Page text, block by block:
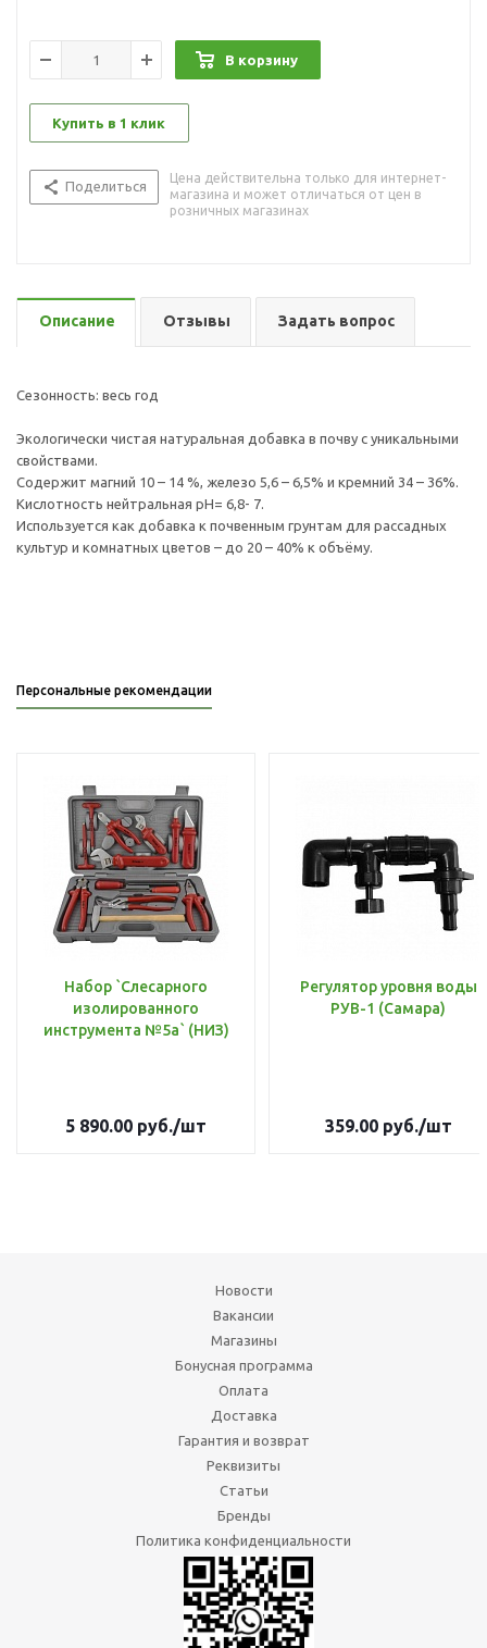
В корзину
Купить в 1 клик
Поделиться
Цена действительна только для интернет-
магазина и может отличаться от цен в
розничных магазинах
Описание Отзывы Задать вопрос
Сезонность: весь год
Экологически чистая натуральная добавка в почву с уникальными
свойствами.
Содержит магний 10 – 14 %, железо 5,6 – 6,5% и кремний 34 – 36%.
Кислотность нейтральная рН= 6,8- 7.
Используется как добавка к почвенным грунтам для рассадных
культур и комнатных цветов – до 20 – 40% к объёму.
Персональные рекомендации
Набор `Слесарного
изолированного
инструмента №5а` (НИЗ)
5 890.00 руб./шт
Регулятор уровня воды
РУВ-1 (Самара)
359.00руб./шт
Новости
Вакансии
Магазины
Бонусная программа
Оплата
Доставка
Гарантия и возврат
Реквизиты
Статьи
Бренды
Политика конфиденциальности